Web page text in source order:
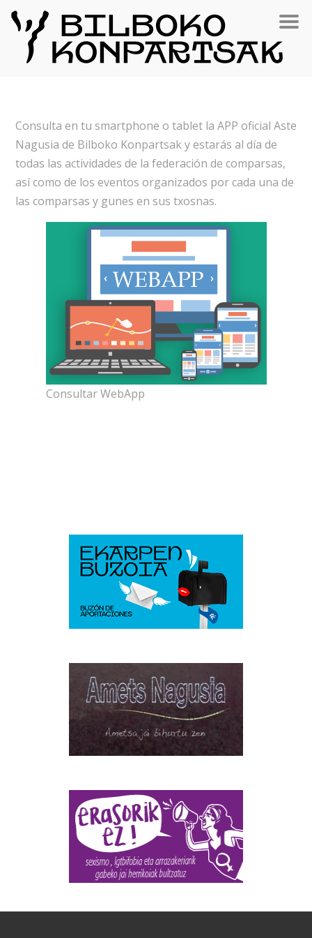
Consulta en tu smartphone o tablet la APP oficial Aste
Nagusia de Bilboko Konpartsak y estarás al día de
todas las actividades de la federación de comparsas,
así como de los eventos organizados por cada una de
las comparsas y gunes en sus txosnas.
Consultar WebApp